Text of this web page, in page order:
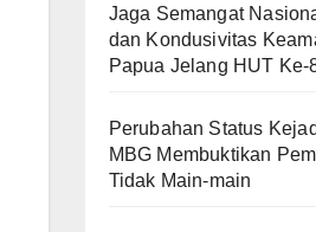
Jaga Semangat
dan Kondusivitas
Papua Jelang HUT Ke-
Perubahan Status
MBG Membuktikan
Tidak Main-main